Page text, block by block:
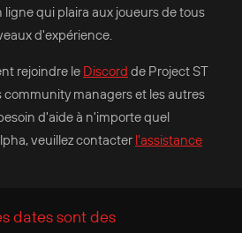
ligne qui plaira aux joueurs de tous
d'expérience.
rejoindre le Discord de Project ST
community managers et les autres
d'aide à n'importe quel
veuillez contacter l'assistance
dates sont des